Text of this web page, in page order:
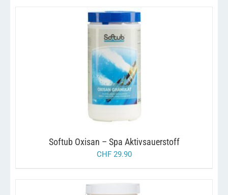
IN DEN WARENKORB /
Softub Oxisan – Spa Aktivsauerstoff
CHF29.90